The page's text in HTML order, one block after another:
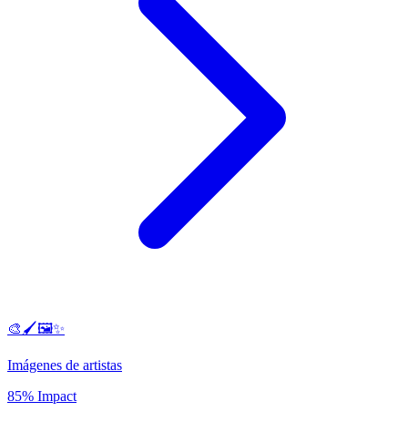
🎨🖌️🖼️✨
Imágenes de artistas
85% Impact